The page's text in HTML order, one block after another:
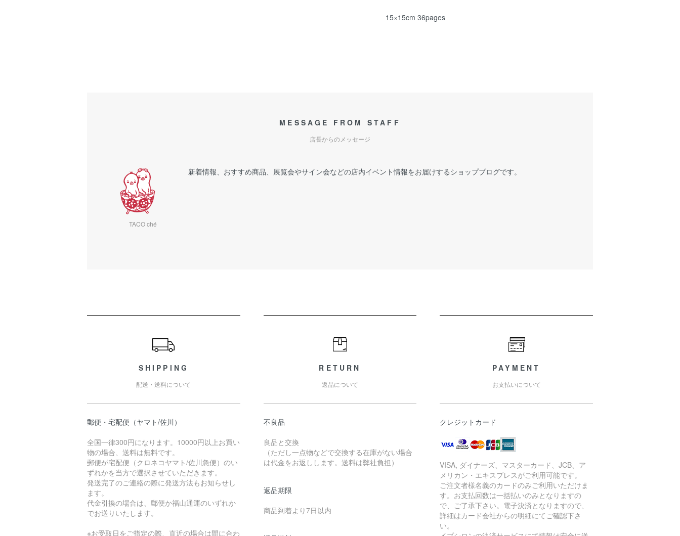
15×15cm 36pages
MESSAGE FROM STAFF
店長からのメッセージ
TACO ché
新着情報、おすすめ商品、展覧会やサイン会などの店内イベント情報をお届けするショップブログです。
SHIPPING
配送・送料について
郵便・宅配便（ヤマト/佐川）
全国一律300円になります。10000円以上お買い
物の場合、送料は無料です。
郵便が宅配便（クロネコヤマト/佐川急便）のい
ずれかを当方で選択させていただきます。
発送完了のご連絡の際に発送方法もお知らせし
ます。
代金引換の場合は、郵便か福山通運のいずれか
でお送りいたします。
※お受取日をご指定の際、直近の場合は間に合わ
RETURN
返品について
不良品
良品と交換
（ただし一点物などで交換する在庫がない場合
は代金をお返しします。送料は弊社負担）
返品期限
商品到着より7日以内
PAYMENT
お支払いについて
クレジットカード
VISA, ダイナーズ、マスターカード、JCB、ア
メリカン・エキスプレスがご利用可能です。
ご注文者様名義のカードのみご利用いただけま
す。お支払回数は一括払いのみとなりますの
で、ご了承下さい。電子決済となりますので、
詳細はカード会社からの明細にてご確認下さ
い。